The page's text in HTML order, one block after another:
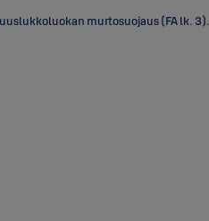
murtosuojaus (FA lk. 3).